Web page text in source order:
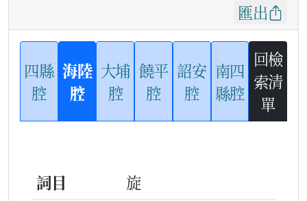
匯出
四縣
腔
海陸
腔
大埔
腔
饒平
腔
詔安
腔
南四
縣腔
回檢
索清
單
詞目
旋